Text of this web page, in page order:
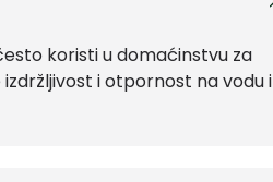
koristi u domaćinstvu za
i otpornost na vodu i